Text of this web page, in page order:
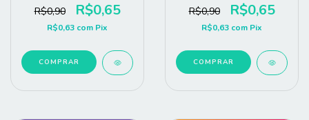
R$0,90 R$0,65
R$0,63 com Pix
COMPRAR
R$0,90 R$0,65
R$0,63 com Pix
COMPRAR